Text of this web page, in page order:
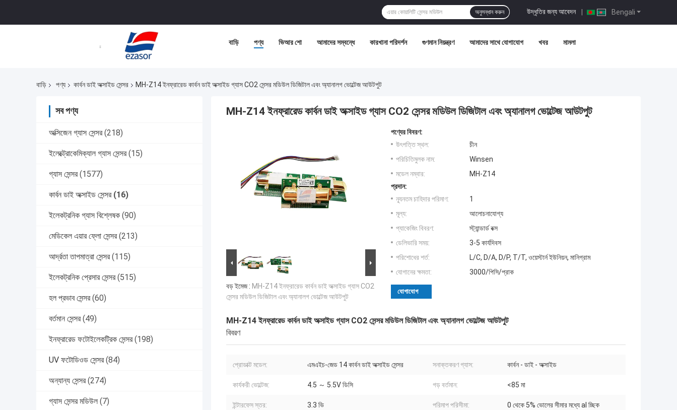
Bengali
উদ্ধৃতির জন্য আবেদন |
অনুসন্ধান করুন
বাড়ি পণ্য ভিআর শো আমাদের সম্বন্ধে কারখানা পরিদর্শন গুণমান নিয়ন্ত্রণ আমাদের সাথে যোগাযোগ খবর মামলা
বাড়ি পণ্য কার্বন ডাই অক্সাইড সেন্সর MH-Z14 ইনফ্রারেড কার্বন ডাই অক্সাইড গ্যাস CO2 সেন্সর মডিউল ডিজিটাল এবং অ্যানালগ ভোল্টেজ আউটপুট
সব পণ্য
অক্সিজেন গ্যাস সেন্সর (218)
ইলেক্ট্রোকেমিক্যাল গ্যাস সেন্সর (15)
গ্যাস সেন্সর (1577)
কার্বন ডাই অক্সাইড সেন্সর (16)
ইলেকট্রনিক গ্যাস বিশ্লেষক (90)
মেডিকেল এয়ার ফ্লো সেন্সর (213)
আর্দ্রতা তাপমাত্রা সেন্সর (115)
ইলেকট্রনিক প্রেসার সেন্সর (515)
হল প্রভাব সেন্সর (60)
বর্তমান সেন্সর (49)
ইনফ্রারেড ফটোইলেকট্রিক সেন্সর (198)
UV ফটোডিওড সেন্সর (84)
অন্যান্য সেন্সর (274)
গ্যাস সেন্সর মডিউল (7)
MH-Z14 ইনফ্রারেড কার্বন ডাই অক্সাইড গ্যাস CO2 সেন্সর মডিউল ডিজিটাল এবং অ্যানালগ ভোল্টেজ আউটপুট
বড় ইমেজ : MH-Z14 ইনফ্রারেড কার্বন ডাই অক্সাইড গ্যাস CO2
সেন্সর মডিউল ডিজিটাল এবং অ্যানালগ ভোল্টেজ আউটপুট
পণ্যের বিবরণ:
উৎপত্তি স্থল:
চীন
পরিচিতিমুলক নাম:
Winsen
মডেল নম্বার:
MH-Z14
প্রদান:
ন্যূনতম চাহিদার পরিমাণ:
1
মূল্য:
আলোচনাযোগ্য
প্যাকেজিং বিবরণ:
স্ট্যান্ডার্ড বক্স
ডেলিভারি সময়:
3-5 কার্যদিবস
পরিশোধের শর্ত:
L/C, D/A, D/P, T/T, ওয়েস্টার্ন ইউনিয়ন, মানিগ্রাম
যোগানের ক্ষমতা:
3000/পিসি/প্রাক
যোগাযোগ
MH-Z14 ইনফ্রারেড কার্বন ডাই অক্সাইড গ্যাস CO2 সেন্সর মডিউল ডিজিটাল এবং অ্যানালগ ভোল্টেজ আউটপুট
বিবরণ
প্রোডাক্ট মডেল: এমএইচ-জেড 14 কার্বন ডাই অক্সাইড সেন্সর সনাক্তকরণ গ্যাস: কার্বন - ডাই - অক্সাইড
কার্যকরী ভোল্টেজ: 4.5 ～ 5.5V ডিসি গড় বর্তমান: <85 মা
ইন্টারফেস স্তর: 3.3 ভি পরিমাপ পরিসীমা: 0 থেকে 5% ভোলের সীমার মধ্যে al চ্ছিক